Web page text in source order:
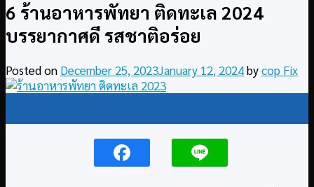
6 ร้านอาหารพัทยา ติดทะเล 2024
บรรยากาศดี รสชาติอร่อย
Posted on December 25, 2023January 12, 2024bycop Fix